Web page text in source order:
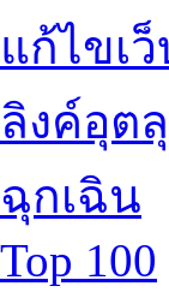
แก้ไขเว็
ลิงค์อุต
ฉุกเฉิน
Top 100